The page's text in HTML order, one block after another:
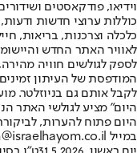
וידיאו, פודקאסטים
כוללות ערוצי חדשות ודעות,
לאוויר האתר החדש
לספק לגולשים חוויה
המודפסת של העיתון
לקבל אותם גם בניוזלטר.
היום" מציע לגולשי האתר
היום פתוח להערות,
במייל hayom@israelhayom.co.il.